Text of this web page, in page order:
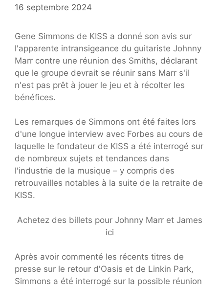
16 septembre 2024
Gene Simmons de KISS a donné son avis sur
l'apparente intransigeance du guitariste Johnny
Marr contre une réunion des Smiths, déclarant
que le groupe devrait se réunir sans Marr s'il
n'est pas prêt à jouer le jeu et à récolter les
bénéfices.
Les remarques de Simmons ont été faites lors
d'une longue interview avec Forbes au cours de
laquelle le fondateur de KISS a été interrogé sur
de nombreux sujets et tendances dans
l'industrie de la musique – y compris des
retrouvailles notables à la suite de la retraite de
KISS.
Achetez des billets pour Johnny Marr et James
ici
Après avoir commenté les récents titres de
presse sur le retour d'Oasis et de Linkin Park,
Simmons a été interrogé sur la possible réunion